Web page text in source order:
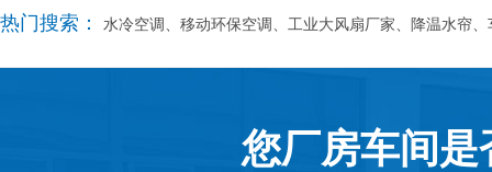
热门搜索： 水冷空调、移动环保空调、工业大风扇厂家、降温水帘
您厂房车间